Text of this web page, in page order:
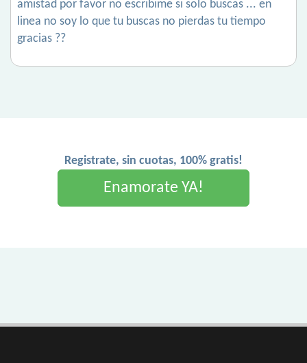
amistad por favor no escribime si solo buscas ... en
linea no soy lo que tu buscas no pierdas tu tiempo
gracias ??
Registrate, sin cuotas, 100% gratis!
Enamorate YA!